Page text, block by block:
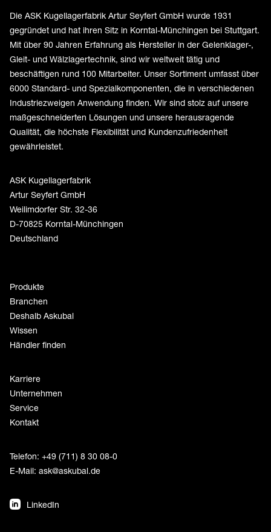
Die ASK Kugellagerfabrik Artur Seyfert GmbH wurde 1931
gegründet und hat ihren Sitz in Korntal-Münchingen bei Stuttgart.
Mit über 90 Jahren Erfahrung als Hersteller in der Gelenklager-,
Gleit- und Wälzlagertechnik, sind wir weltweit tätig und
beschäftigen rund 100 Mitarbeiter. Unser Sortiment umfasst über
6000 Standard- und Spezialkomponenten, die in verschiedenen
Industriezweigen Anwendung finden. Wir sind stolz auf unsere
maßgeschneiderten Lösungen und unsere herausragende
Qualität, die höchste Flexibilität und Kundenzufriedenheit
gewährleistet.
ASK Kugellagerfabrik
Artur Seyfert GmbH
Weilimdorfer Str. 32-36
D-70825 Korntal-Münchingen
Deutschland
Produkte
Branchen
Deshalb Askubal
Wissen
Händler finden
Karriere
Unternehmen
Service
Kontakt
Telefon: +49 (711) 8 30 08-0
E-Mail: ask@askubal.de
LinkedIn